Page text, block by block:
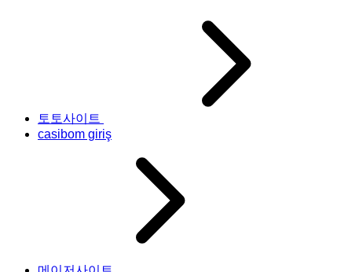
토토사이트
casibom giriş